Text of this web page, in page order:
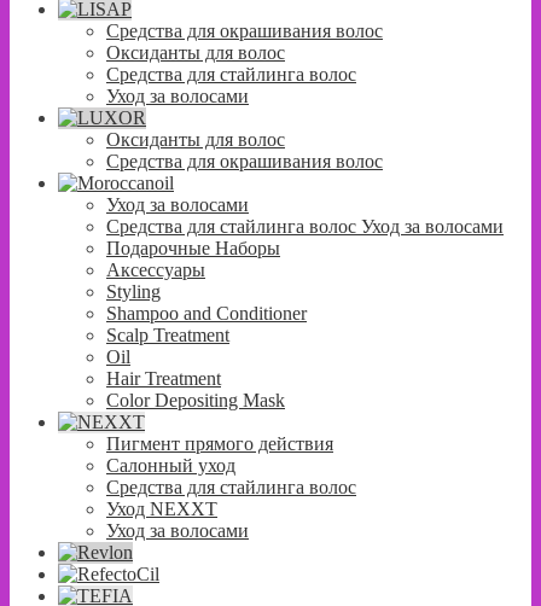
Средства для окрашивания волос
Оксиданты для волос
Средства для стайлинга волос
Уход за волосами
Оксиданты для волос
Средства для окрашивания волос
Уход за волосами
Средства для стайлинга волос Уход за волосами
Подарочные Наборы
Аксессуары
Styling
Shampoo and Conditioner
Scalp Treatment
Oil
Hair Treatment
Color Depositing Mask
Пигмент прямого действия
Салонный уход
Средства для стайлинга волос
Уход NEXXT
Уход за волосами